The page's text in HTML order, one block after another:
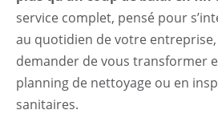
service complet, pensé pour
au quotidien de votre entreprise,
demander de vous transformer
planning de nettoyage ou en
sanitaires.